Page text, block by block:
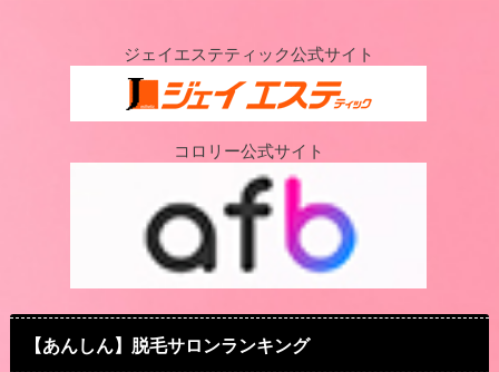
ジェイエステティック公式サイト
コロリー公式サイト
【あんしん】脱毛サロンランキング